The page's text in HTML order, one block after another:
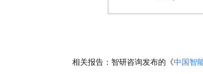
相关报告：智研咨询发布的《中国智